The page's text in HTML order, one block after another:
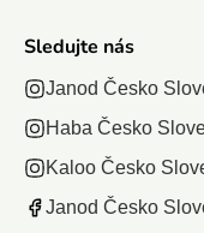
Sledujte nás
Janod Česko
Haba Česko
Kaloo Česko
Janod Česko